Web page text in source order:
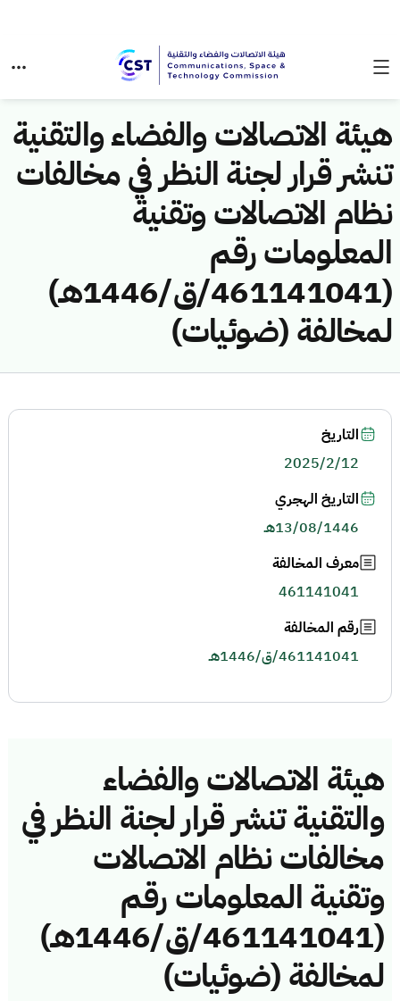
هيئة الاتصالات والفضاء والتقنية
تنشر قرار لجنة النظر في مخالفات
نظام الاتصالات وتقنية
المعلومات رقم
(461141041/ق/1446هـ)
لمخالفة (ضوئيات)
هيئة الاتصالات والفضاء
والتقنية تنشر قرار لجنة النظر في
مخالفات نظام الاتصالات
وتقنية المعلومات رقم
(461141041/ق/1446هـ)
لمخالفة (ضوئيات)
التاريخ
2025/2/12
التاريخ الهجري
13/08/1446هـ
معرف المخالفة
461141041
رقم المخالفة
461141041/ق/1446هـ